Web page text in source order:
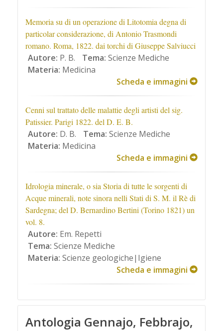
Memoria su di un operazione di Litotomia degna di
particolar considerazione, di Antonio Trasmondi
romano. Roma, 1822. dai torchi di Giuseppe Salviucci
Autore: P. B. Tema: Scienze Mediche
Materia: Medicina
Scheda e immagini
Cenni sul trattato delle malattie degli artisti del sig.
Patissier. Parigi 1822. del D. E. B.
Autore: D. B. Tema: Scienze Mediche
Materia: Medicina
Scheda e immagini
Idrologia minerale, o sia Storia di tutte le sorgenti di
Acque minerali, note sinora nelli Stati di S. M. il Rè di
Sardegna; del D. Bernardino Bertini (Torino 1821) un
vol. 8.
Autore: Em. Repetti
Tema: Scienze Mediche
Materia: Scienze geologiche|Igiene
Scheda e immagini
Antologia Gennajo, Febbrajo,